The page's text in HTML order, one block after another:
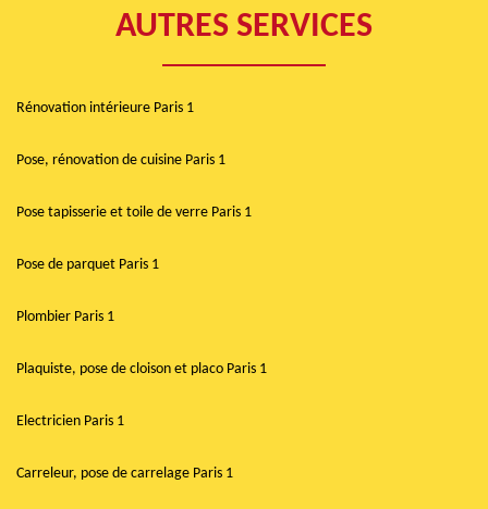
AUTRES SERVICES
Rénovation intérieure Paris 1
Pose, rénovation de cuisine Paris 1
Pose tapisserie et toile de verre Paris 1
Pose de parquet Paris 1
Plombier Paris 1
Plaquiste, pose de cloison et placo Paris 1
Electricien Paris 1
Carreleur, pose de carrelage Paris 1